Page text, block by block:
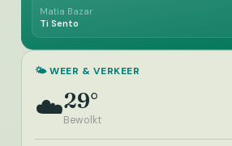
Matia Bazar
Ti Sento
🌤️ WEER & VERKEER
☁️29°
Bewolkt